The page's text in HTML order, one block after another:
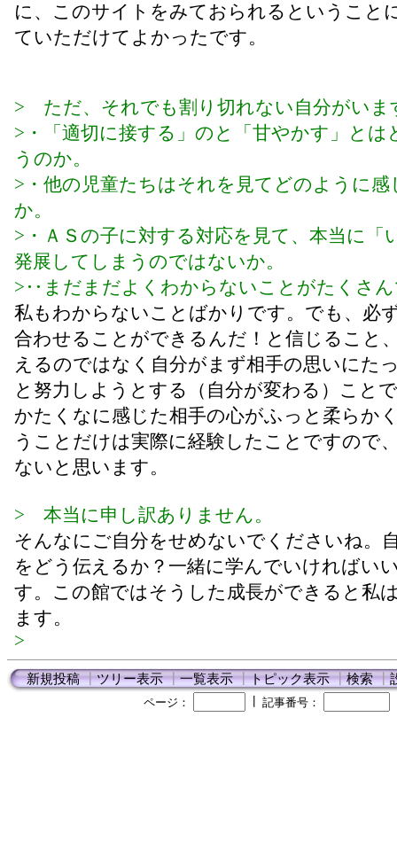
に、このサイトをみておられるということ
ていただけてよかったです。
> ただ、それでも割り切れない自分がいま
>・「適切に接する」のと「甘やかす」とは
うのか。
>・他の児童たちはそれを見てどのように感
か。
>・ＡＳの子に対する対応を見て、本当に「
発展してしまうのではないか。
>‥まだまだよくわからないことがたくさ
私もわからないことばかりです。でも、必
合わせることができるんだ！と信じること
えるのではなく自分がまず相手の思いにた
と努力しようとする（自分が変わる）こと
かたくなに感じた相手の心がふっと柔らか
うことだけは実際に経験したことですので
ないと思います。
> 本当に申し訳ありません。
そんなにご自分をせめないでくださいね。
をどう伝えるか？一緒に学んでいければい
す。この館ではそうした成長ができると私
ます。
>
新規投稿┃ツリー表示┃一覧表示┃トピック表示┃検索┃
ページ： 記事番号：